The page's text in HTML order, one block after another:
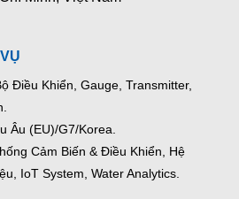
Điều Khiển, Gauge, Transmitter,
Âu (EU)/G7/Korea.
Cảm Biến & Điều Khiển, Hệ
IoT System, Water Analytics.